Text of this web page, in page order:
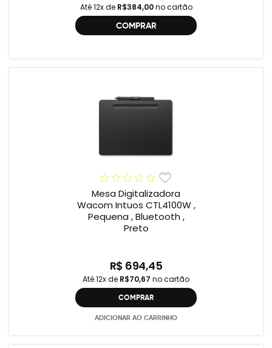
Até 12x de R$384,00no cartão
COMPRAR
Mesa Digitalizadora
Wacom Intuos CTL4100W ,
Pequena , Bluetooth ,
Preto
R$ 694,45
Até 12x de R$70,67 no cartão
COMPRAR
ADICIONAR AO CARRINHO